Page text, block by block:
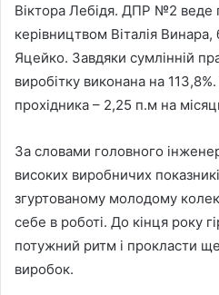
Віктора Лебідя. ДПР №2 веде
керівництвом Віталія
Яцейко. Завдяки сумлінній
виробітку виконана на
прохідника – 2,25 п.м на
За словами головного
високих виробничих
згуртованому молодому
себе в роботі. До кінця року
потужний ритм і прокласти
виробок.